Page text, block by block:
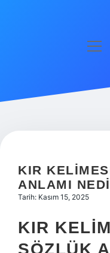
Hakkımızda
KIR
ANLAMI
Tarih: Kasım 15, 2025
KIR
SÖZLÜK